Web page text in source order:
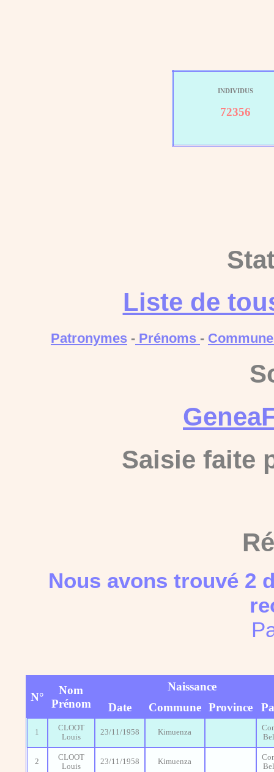
INDIVIDUS
72356
Liste de
Patronymes - Prénoms -
Saisie faite
Nous avons trouvé 2
N°
Nom
Prénom
Naissance
Date
Commune Province
1
CLOOT
Louis
23/11/1958 Kimuenza
2
CLOOT
Louis
23/11/1958 Kimuenza